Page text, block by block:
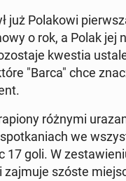
już Po­lakowi
o rok, a Polak jej
kwestia
"Barca" chce
różnymi
spotka­ni­ach we
17 goli. W
zajmuje szóste